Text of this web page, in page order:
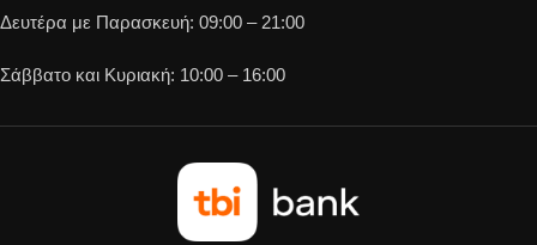
Δευτέρα με Παρασκευή: 09:00 – 21:00
Σάββατο και Κυριακή: 10:00 – 16:00